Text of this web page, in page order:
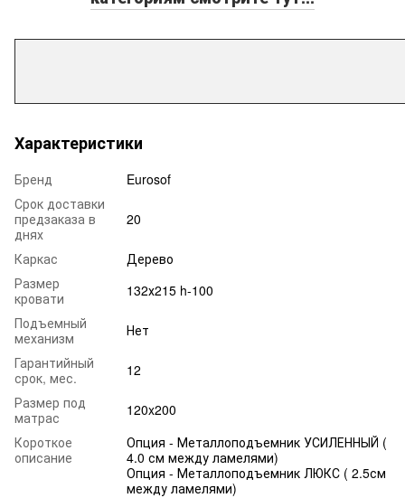
Характеристики
Бренд
Eurosof
Срок доставки
предзаказа в
днях
20
Каркас
Дерево
Размер
кровати
132х215 h-100
Подъемный
механизм
Нет
Гарантийный
срок, мес.
12
Размер под
матрас
120x200
Короткое
описание
Опция - Металлоподъемник УСИЛЕННЫЙ (
4.0 см между ламелями)
Опция - Металлоподъемник ЛЮКС ( 2.5см
между ламелями)